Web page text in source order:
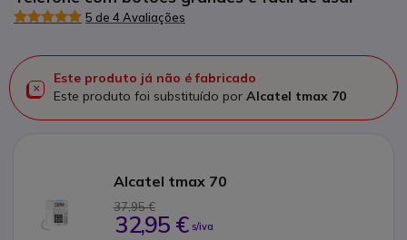
5 de 4 Avaliações
Este produto já não é fabricado
Este produto foi substituído por Alcatel tmax 70
Alcatel tmax 70
37,95 €
32,95 € s/iva